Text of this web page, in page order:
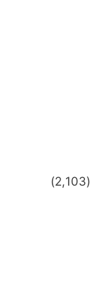
(2,103)